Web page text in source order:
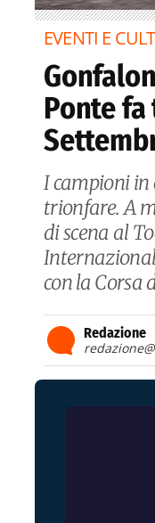
EVENTI E
Ponte fa
I campioni in
trionfare. A
di scena al
con la Corsa
Redazione